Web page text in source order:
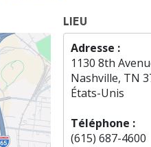
LIEU
Adresse :
1130 8th
Nashville, TN
États-Unis
Téléphone :
(615) 687-4600